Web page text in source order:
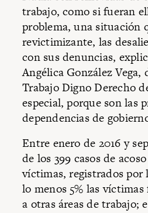
trabajo, como si fueran
problema, una situación
revictimizante, las
con sus denuncias,
Angélica González Vega,
Trabajo Digno Derecho
especial, porque son las
dependencias de
Entre enero de 2016 y
de los 399 casos de
víctimas, registrados por
lo menos 5% las
a otras áreas de trabajo;